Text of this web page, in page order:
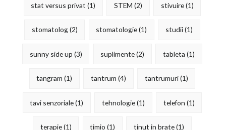
stat versus privat (1) STEM (2) stivuire(1)
stomatolog(2) stomatologie(1) studii(1)
sunny side up (3) suplimente(2) tableta (1)
tangram (1) tantrum (4) tantrumuri(1)
tavi senzoriale(1) tehnologie(1) telefon (1)
terapie(1) timio (1) tinut in brate(1)